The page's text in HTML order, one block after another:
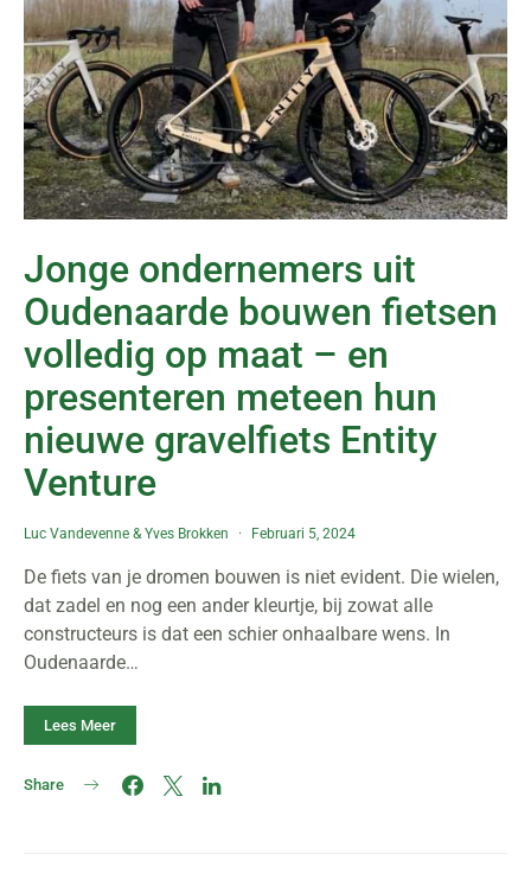
Jonge ondernemers uit
Oudenaarde bouwen fietsen
volledig op maat – en
presenteren meteen hun
nieuwe gravelfiets Entity
Venture
Luc Vandevenne &Yves Brokken Februari 5, 2024
De fiets van je dromen bouwen is niet evident. Die wielen,
dat zadel en nog een ander kleurtje, bij zowat alle
constructeurs is dat een schier onhaalbare wens. In
Oudenaarde…
Lees Meer
Share